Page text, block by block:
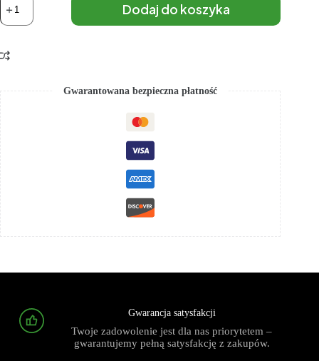
Dodaj do koszyka
Gwarantowana bezpieczna płatność
Gwarancja satysfakcji
Twoje zadowolenie jest dla nas priorytetem –
gwarantujemy pełną satysfakcję z zakupów.